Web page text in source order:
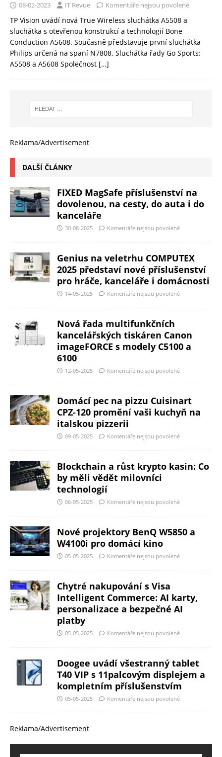
08-02-2023 IT Revue Komentáře nejsou povolené
TP Vision uvádí nová True Wireless sluchátka A5508 a
sluchátka s otevřenou konstrukcí a technologií Bone
Conduction A5608. Současně představuje první sluchátka
Philips určená na spaní N7808. Sluchátka řady Go Sports:
A5508 a A5608 Společnost […]
Reklama/Advertisement
DALŠÍ ČLÁNKY
FIXED MagSafe příslušenství na
dovolenou, na cesty, do auta i do
kanceláře
30-08-2025 Komentáře nejsou povolené
Genius na veletrhu COMPUTEX
2025 představí nové příslušenství
pro hráče, kanceláře i domácnosti
14-05-2025 Komentáře nejsou povolené
Nová řada multifunkčních
kancelářských tiskáren Canon
imageFORCE s modely C5100 a
6100
12-05-2025 Komentáře nejsou povolené
Domácí pec na pizzu Cuisinart
CPZ-120 promění vaši kuchyň na
italskou pizzerii
09-05-2025 Komentáře nejsou povolené
Blockchain a růst krypto kasin: Co
by měli vědět milovníci
technologií
06-05-2025 Komentáře nejsou povolené
Nové projektory BenQ W5850 a
W4100i pro domácí kino
05-05-2025 Komentáře nejsou povolené
Chytré nakupování s Visa
Intelligent Commerce: AI karty,
personalizace a bezpečné AI
platby
05-05-2025 Komentáře nejsou povolené
Doogee uvádí všestranný tablet
T40 VIP s 11palcovým displejem a
kompletním příslušenstvím
05-05-2025 Komentáře nejsou povolené
Reklama/Advertisement